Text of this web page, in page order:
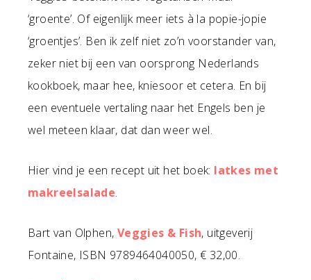
‘groente’. Of eigenlijk meer iets à la popie-jopie
‘groentjes’. Ben ik zelf niet zo’n voorstander van,
zeker niet bij een van oorsprong Nederlands
kookboek, maar hee, kniesoor et cetera. En bij
een eventuele vertaling naar het Engels ben je
wel meteen klaar, dat dan weer wel.
Hier vind je een recept uit het boek: latkes met
makreelsalade.
Bart van Olphen, Veggies & Fish, uitgeverij
Fontaine, ISBN 9789464040050, € 32,00.